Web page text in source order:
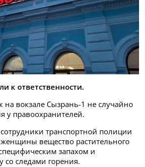
к ответственности.
на вокзале Сызрань-1 не случайно
у правоохранителей.
транспортной полиции
вещество растительного
запахом и
со следами горения.